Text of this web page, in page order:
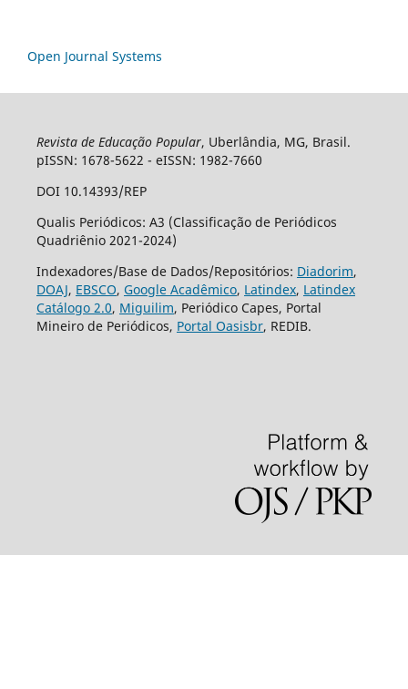
Open Journal Systems
Revista de Educação Popular, Uberlândia, MG, Brasil.
pISSN: 1678-5622 - eISSN: 1982-7660
DOI 10.14393/REP
Qualis Periódicos: A3 (Classificação de Periódicos
Quadriênio 2021-2024)
Indexadores/Base de Dados/Repositórios: Diadorim,
DOAJ, EBSCO, Google Acadêmico, Latindex, Latindex
Catálogo 2.0, Miguilim, Periódico Capes, Portal
Mineiro de Periódicos, Portal Oasisbr, REDIB.